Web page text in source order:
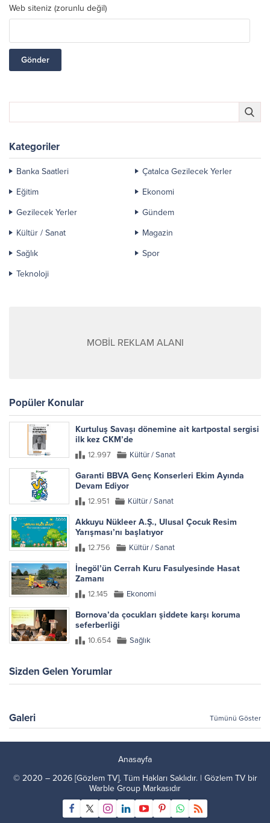
Web siteniz (zorunlu değil)
Kategoriler
Banka Saatleri
Çatalca Gezilecek Yerler
Eğitim
Ekonomi
Gezilecek Yerler
Gündem
Kültür / Sanat
Magazin
Sağlık
Spor
Teknoloji
MOBİL REKLAM ALANI
Popüler Konular
Kurtuluş Savaşı dönemine ait kartpostal sergisi
ilk kez CKM’de
12.997 Kültür / Sanat
Garanti BBVA Genç Konserleri Ekim Ayında
Devam Ediyor
12.951 Kültür / Sanat
Akkuyu Nükleer A.Ş., Ulusal Çocuk Resim
Yarışması’nı başlatıyor
12.756 Kültür / Sanat
İnegöl’ün Cerrah Kuru Fasulyesinde Hasat
Zamanı
12.145 Ekonomi
Bornova’da çocukları şiddete karşı koruma
seferberliği
10.654 Sağlık
Sizden Gelen Yorumlar
Galeri Tümünü Göster
Anasayfa
© 2020 – 2026 [Gözlem TV]. Tüm Hakları Saklıdır. | Gözlem TV bir
Warble Group Markasıdır